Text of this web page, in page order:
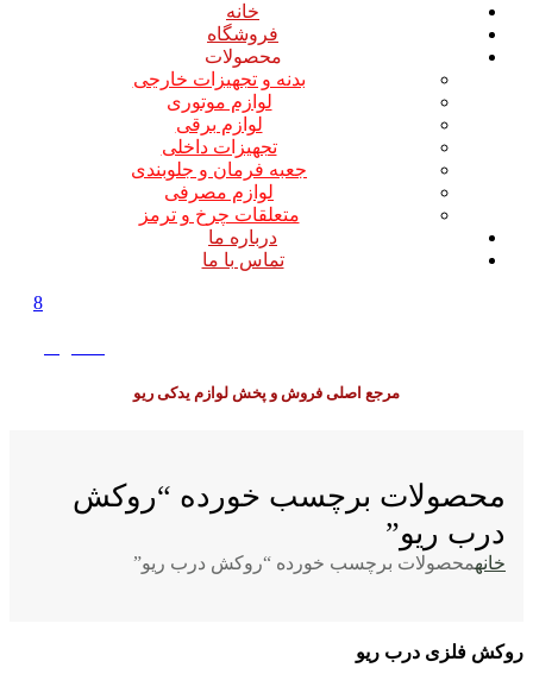
خانه
فروشگاه
محصولات
بدنه و تجهیزات خارجی
لوازم موتوری
لوازم برقی
تجهیزات داخلی
جعبه فرمان و جلوبندی
لوازم مصرفی
متعلقات چرخ و ترمز
درباره ما
تماس با ما
8
مرجع اصلی فروش و پخش لوازم یدکی ریو
محصولات برچسب خورده “روکش
درب ریو”
خانهمحصولات برچسب خورده “روکش درب ریو”
روکش فلزی درب ریو